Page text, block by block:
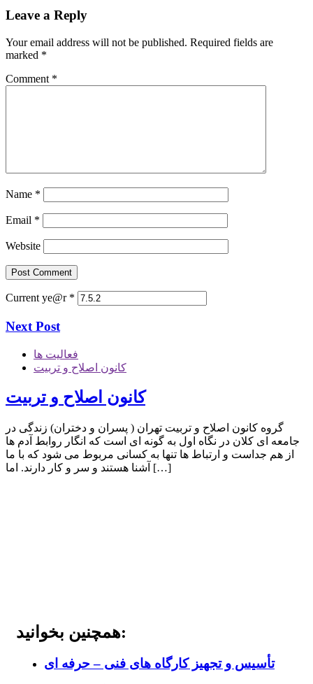
Leave a Reply
Your email address will not be published. Required fields are
marked *
Comment *
Name *
Email *
Website
Current ye@r *
Next Post
فعالیت ها
کانون اصلاح و تربیت
کانون اصلاح و تربیت
گروه کانون اصلاح و تربیت تهران ( پسران و دختران) زندگی در
جامعه ای کلان در نگاه اول به گونه ای است که انگار روابط آدم ها
از هم جداست و ارتباط ها تنها به کسانی مربوط می شود که با ما
آشنا هستند و سر و کار دارند. اما […]
همچنین بخوانید:
تأسیس و تجهیز کارگاه های فنی – حرفه ای